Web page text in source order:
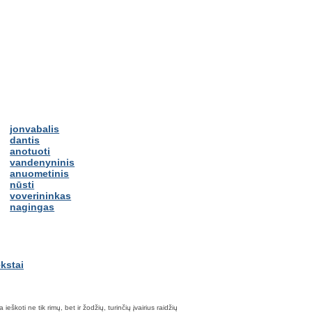
jonvabalis
dantis
anotuoti
vandenyninis
anuometinis
nūsti
voverininkas
nagingas
ne tik rimų, bet ir žodžių, turinčių įvairius raidžių